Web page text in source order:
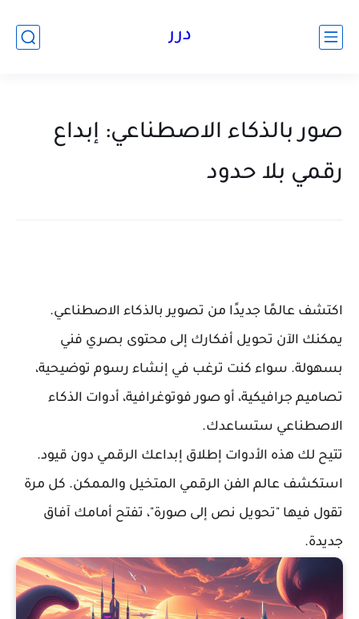
درر
صور بالذكاء الاصطناعي: إبداع
رقمي بلا حدود
اكتشف عالمًا جديدًا من تصوير بالذكاء الاصطناعي.
يمكنك الآن تحويل أفكارك إلى محتوى بصري فني
بسهولة. سواء كنت ترغب في إنشاء رسوم توضيحية،
تصاميم جرافيكية، أو صور فوتوغرافية، أدوات الذكاء
الاصطناعي ستساعدك.
تتيح لك هذه الأدوات إطلاق إبداعك الرقمي دون قيود.
استكشف عالم الفن الرقمي المتخيل والممكن. كل مرة
تقول فيها "تحويل نص إلى صورة"، تفتح أمامك آفاق
جديدة.